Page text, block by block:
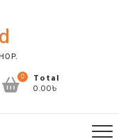
0 Total
0.00৳